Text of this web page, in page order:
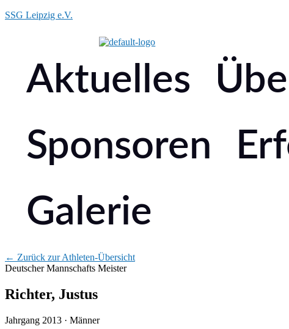
SSG Leipzig e.V.
Aktuelles
Sponsoren
Galerie
← Zurück zur Athleten-Übersicht
Deutscher Mannschafts Meister
Richter, Justus
Jahrgang 2013 · Männer